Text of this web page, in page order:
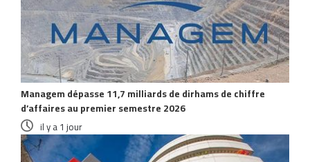
Managem dépasse 11,7 milliards de dirhams de chiffre
d’affaires au premier semestre 2026
il y a 1 jour